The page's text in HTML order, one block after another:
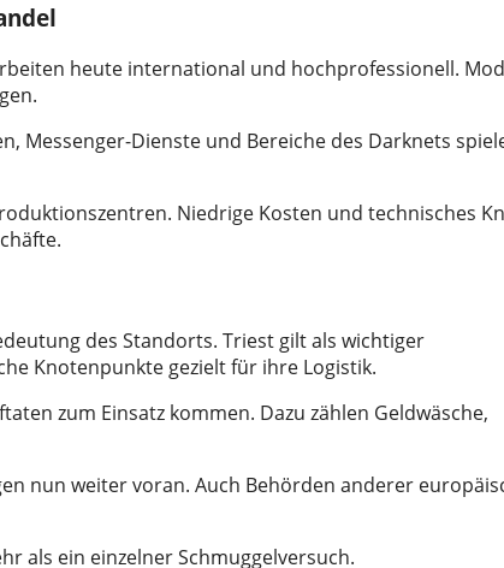
heute international und hochprofessionell.
Messenger-Dienste und Bereiche des Darknets
Niedrige Kosten und technisches
des Standorts. Triest gilt als wichtiger
Knotenpunkte gezielt für ihre Logistik.
zum Einsatz kommen. Dazu zählen Geldwäsche,
nun weiter voran. Auch Behörden anderer
als ein einzelner Schmuggelversuch.